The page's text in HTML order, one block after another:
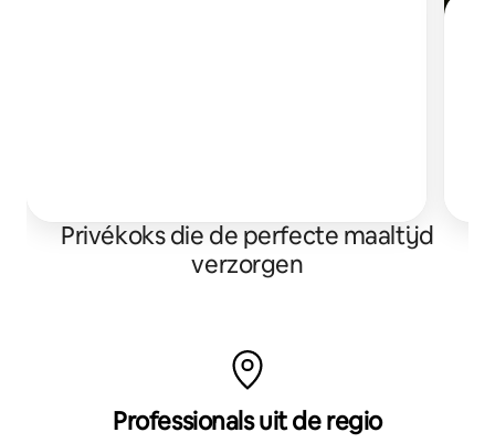
Privékoks die de perfecte maaltijd
verzorgen
Professionals uit de regio